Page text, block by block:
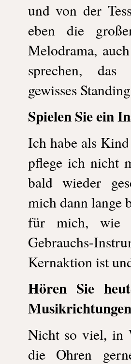
und von der
eben die
Melodrama,
sprechen,
gewisses
Spielen Sie ein
Ich habe als
pflege ich nicht
bald wieder
mich dann lange
für mich, wie
Gebrauchs-
Kernaktion ist
Hören Sie
Nicht so viel, in
die Ohren